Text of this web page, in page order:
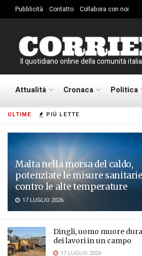
ULTIME PIÙ LETTE
Malta nella morsa del caldo,
potenziate le misure sanitarie
contro le alte temperature
17 LUGLIO 2026
Dingli, uomo muore
dei lavori in un campo
17 LUGLIO 2026
Pubblicità Contatto Collabora con noi
Il quotidiano online della comunità
Attualità Cronaca Politica